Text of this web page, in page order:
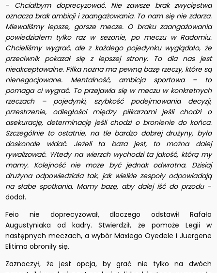
– Chciałbym doprecyzować. Nie zawsze brak zwycięstwa
oznacza brak ambicji i zaangażowania. To nam się nie zdarza.
Miewaliśmy lepsze, gorsze mecze. O braku zaangażowania
powiedziałem tylko raz w sezonie, po meczu w Radomiu.
Chcieliśmy wygrać, ale z każdego pojedynku wyglądało, że
przeciwnik pokazał się z lepszej strony. To dla nas jest
nieakceptowalne. Piłka nożna ma pewną bazę rzeczy, które są
nienegocjowane. Mentalność, ambicja sportowa – to
pomaga ci wygrać. To przejawia się w meczu w konkretnych
rzeczach – pojedynki, szybkość podejmowania decyzji,
przestrzenie, odległości między piłkarzami jeśli chodzi o
asekurację, determinację jeśli chodzi o bronienie do końca.
Szczególnie to ostatnie, na tle bardzo dobrej drużyny, było
doskonale widać. Jeżeli ta baza jest, to można dalej
rywalizować. Wtedy na wierzch wychodzi ta jakość, którą my
mamy. Kolejność nie może być jednak odwrotna. Dzisiaj
drużyna odpowiedziała tak, jak wielkie zespoły odpowiadają
na słabe spotkania. Mamy bazę, aby dalej iść do przodu –
dodał.
Feio nie doprecyzował, dlaczego odstawił Rafała
Augustyniaka od kadry. Stwierdził, że pomoże Legii w
następnych meczach, a wybór Maxiego Oyedele i Juergene
Elitima obroniły się.
Zaznaczył, że jest opcja, by grać nie tylko na dwóch